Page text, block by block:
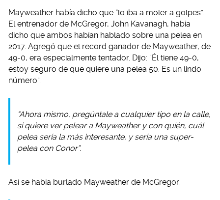
Mayweather había dicho que “lo iba a moler a golpes”.
El entrenador de McGregor, John Kavanagh, había
dicho que ambos habían hablado sobre una pelea en
2017. Agregó que el record ganador de Mayweather, de
49-0, era especialmente tentador. Dijo: “Él tiene 49-0,
estoy seguro de que quiere una pelea 50. Es un lindo
número”.
“Ahora mismo, pregúntale a cualquier tipo en la calle,
si quiere ver pelear a Mayweather y con quién, cuál
pelea sería la más interesante, y sería una super-
pelea con Conor”.
Así se había burlado Mayweather de McGregor: